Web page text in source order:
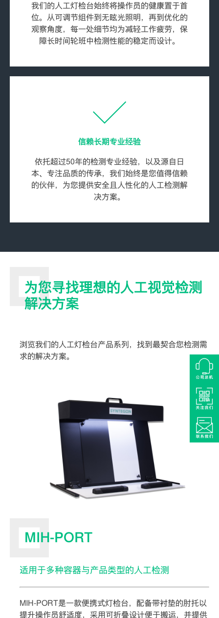
我们的人工灯检台始终将操作员的健康置于首
位。从可调节组件到无眩光照明，再到优化的
观察角度，每一处细节均为减轻工作疲劳，保
障长时间轮班中检测性能的稳定而设计。
信赖长期专业经验
依托超过50年的检测专业经验，以及源自日
本、专注品质的传承，我们始终是您值得信赖
的伙伴，为您提供安全且人性化的人工检测解
决方案。
为您寻找理想的人工视觉检测
解决方案
浏览我们的人工灯检台产品系列，找到最契合您检测需
求的解决方案。
MIH-PORT
适用于多种容器与产品类型的人工检测
MIH-PORT是一款便携式灯检台，配备带衬垫的肘托以
提升操作员舒适度，采用可折叠设计便于搬运，并提供